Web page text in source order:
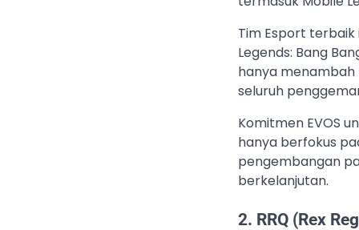
Tim Esport
Legends: Bang
hanya
seluruh
Komitmen EVOS
hanya berfokus
pengembangan
berkelanjutan.
2. RRQ (Rex